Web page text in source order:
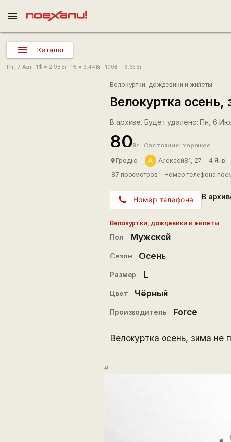
menu
Каталог
Пт, 7 Авг 1 $ = 2.98 Br 1€ = 3.44 Br 100₴ = 6.65 Br
Велокуртки, дождевики и жилеты
Велокуртка осень,
В архиве. Будет удалено: Пн, 6
80Br Состояние: хорошее
place Гродно А Алексей81, 27 4 Янв
87 просмотров
Номер телефона
call Номер телефона В
Велокуртки, дождевики и жилеты
Пол Мужской
Сезон Осень
Размер L
Цвет Чёрный
Производитель Force
Велокуртка осень, зима не
#